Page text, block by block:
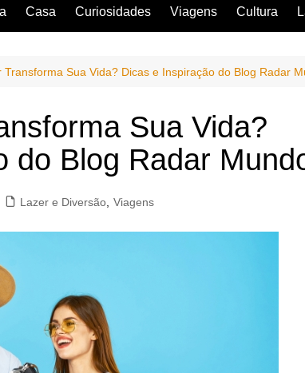
Casa Curiosidades Viagens Cultura
Transforma Sua Vida? Dicas e Inspiração do Blog Radar
Sua Vida?
do Blog Radar
Lazer e Diversão Viagens